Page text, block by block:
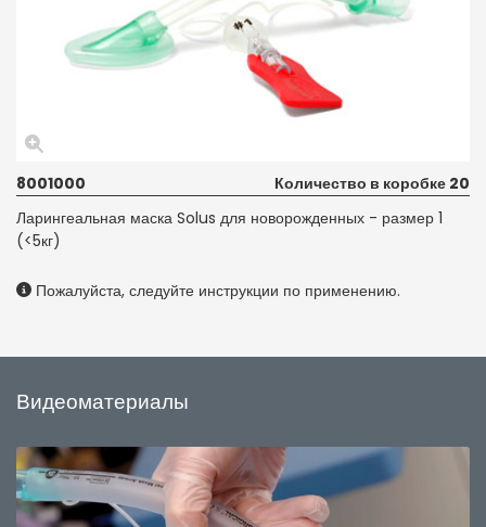
8001000
Количество в коробке 20
Ларингеальная маска Solus для новорожденных - размер 1
(<5кг)
Пожалуйста, следуйте инструкции по применению.
Видеоматериалы